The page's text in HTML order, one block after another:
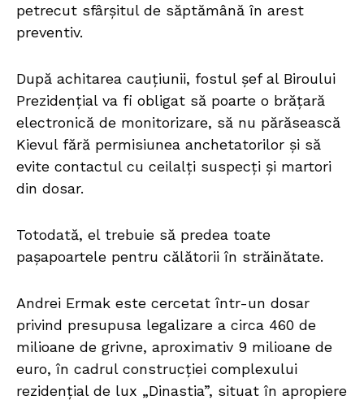
petrecut sfârșitul de săptămână în arest
preventiv.
După achitarea cauțiunii, fostul șef al Biroului
Prezidențial va fi obligat să poarte o brățară
electronică de monitorizare, să nu părăsească
Kievul fără permisiunea anchetatorilor și să
evite contactul cu ceilalți suspecți și martori
din dosar.
Totodată, el trebuie să predea toate
pașapoartele pentru călătorii în străinătate.
Andrei Ermak este cercetat într-un dosar
privind presupusa legalizare a circa 460 de
milioane de grivne, aproximativ 9 milioane de
euro, în cadrul construcției complexului
rezidențial de lux „Dinastia”, situat în apropiere